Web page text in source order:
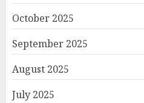
October 2025
September 2025
August 2025
July 2025